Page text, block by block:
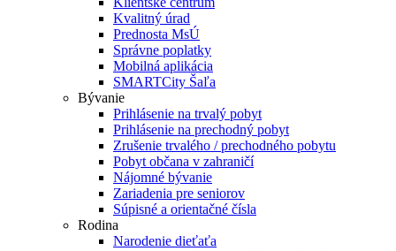
Kvalitný úrad
Prednosta MsÚ
Správne poplatky
Mobilná aplikácia
SMARTCity Šaľa
Bývanie
Prihlásenie na trvalý pobyt
Prihlásenie na prechodný pobyt
Zrušenie trvalého / prechodného pobytu
Pobyt občana v zahraničí
Nájomné bývanie
Zariadenia pre seniorov
Súpisné a orientačné čísla
Rodina
Narodenie dieťaťa